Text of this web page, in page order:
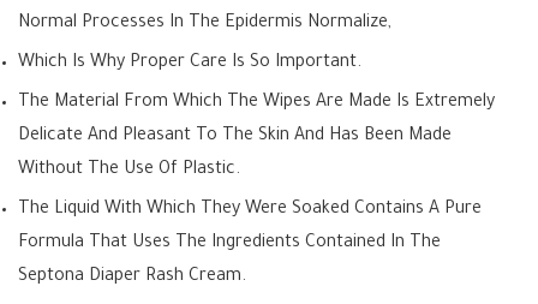
Normal Processes In The Epidermis Normalize,
Which Is Why Proper Care Is So Important.
The Material From Which The Wipes Are Made Is Extremely
Delicate And Pleasant To The Skin And Has Been Made
Without The Use Of Plastic.
The Liquid With Which They Were Soaked Contains A Pure
Formula That Uses The Ingredients Contained In The
Septona Diaper Rash Cream.